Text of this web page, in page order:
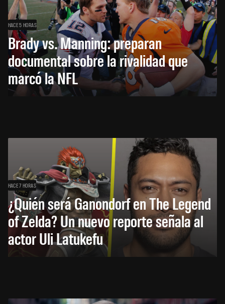
HACE 5 HORAS
Brady vs. Manning: preparan
documental sobre la rivalidad que
marcó la NFL
HACE 7 HORAS
¿Quién será Ganondorf en The Legend
of Zelda? Un nuevo reporte señala al
actor Uli Latukefu